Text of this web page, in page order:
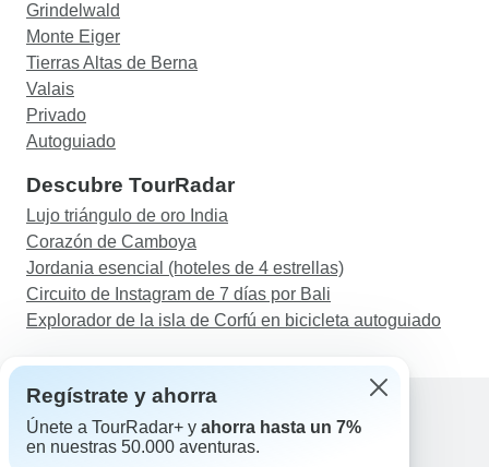
Grindelwald
Monte Eiger
Tierras Altas de Berna
Valais
Privado
Autoguiado
Descubre TourRadar
Lujo triángulo de oro India
Corazón de Camboya
Jordania esencial (hoteles de 4 estrellas)
Circuito de Instagram de 7 días por Bali
Explorador de la isla de Corfú en bicicleta autoguiado
Ayuda
Regístrate y ahorra
Únete a TourRadar+ y ahorra hasta un 7%
en nuestras 50.000 aventuras.